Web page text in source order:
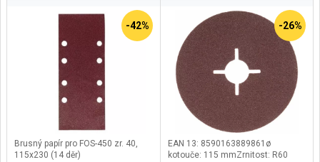
-42%
Brusný papír pro FOS-450 zr. 40,
115x230 (14 děr)
-26%
EAN 13: 8590163889861ø
kotouče: 115 mmZrnitost: R60